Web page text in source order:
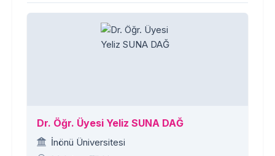
Dr. Öğr. Üyesi Yeliz SUNA DAĞ
İnönü Üniversitesi